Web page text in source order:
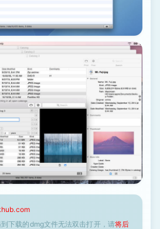
下载的dmg文件无法双击打开，请将后